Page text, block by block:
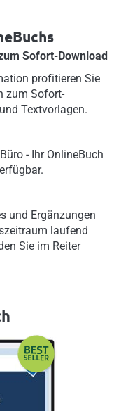
Sofort-Download
profitieren Sie
zum Sofort-
Textvorlagen.
- Ihr OnlineBuch
und Ergänzungen
laufend
Sie im Reiter